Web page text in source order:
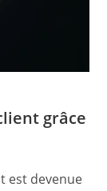
grâce
est devenue